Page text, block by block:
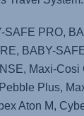
SAFE PRO,
, BABY-
, Maxi-Cosi
Plus,
Aton M,